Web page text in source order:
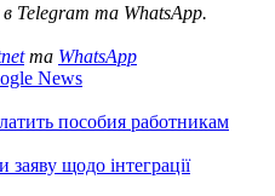
в Telegram та WhatsApp.
та WhatsApp
News
пособия работникам
щодо інтеграції